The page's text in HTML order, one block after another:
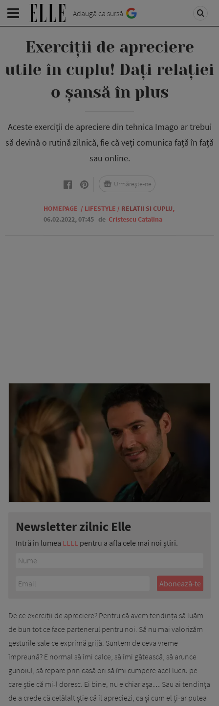
Adaugă ca sursă
Exerciții de apreciere
utile în cuplu! Dați relației
o șansă în plus
Aceste exerciții de apreciere din tehnica Imago ar trebui
să devină o rutină zilnică, fie că veți comunica față în față
sau online.
HOMEPAGE / LIFESTYLE / RELATII SI CUPLU,
06.02.2022, 07:45 de Cristescu Catalina
Urmărește-ne
Newsletter zilnic Elle
Intră în lumea ELLE pentru a afla cele mai noi știri.
De ce exerciții de apreciere? Pentru că avem tendința să luăm
de bun tot ce face partenerul pentru noi. Să nu mai valorizăm
gesturile sale ce exprimă grijă. Suntem de ceva vreme
împreună? E normal să îmi calce, să îmi gătească, să arunce
gunoiul, să repare prin casă ori să îmi cumpere acel lucru pe
care știe că mi-l doresc. Ei bine, nu e chiar așa… Sau ai tendința
de a crede că celălalt știe că îl apreciezi, ca și cum el ți-ar putea